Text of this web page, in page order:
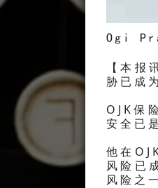
Ogi
【本
胁已成
OJK保
安全已
他在
风险已
风险之